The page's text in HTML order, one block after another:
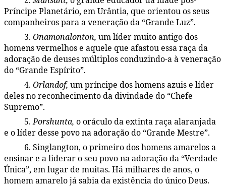
Príncipe Planetário, em Urântia, que orientou os seus
companheiros para a veneração da “Grande Luz”.
3. Onamonalonton, um líder muito antigo dos
homens vermelhos e aquele que afastou essa raça da
adoração de deuses múltiplos conduzindo-a à veneração
do “Grande Espírito”.
4. Orlandof, um príncipe dos homens azuis e líder
deles no reconhecimento da divindade do “Chefe
Supremo”.
5.Porshunta, o oráculo da extinta raça alaranjada
e o líder desse povo na adoração do “Grande Mestre”.
6. Singlangton, o primeiro dos homens amarelos a
ensinar e a liderar o seu povo na adoração da “Verdade
Única”, em lugar de muitas. Há milhares de anos, o
homem amarelo já sabia da existência do único Deus.